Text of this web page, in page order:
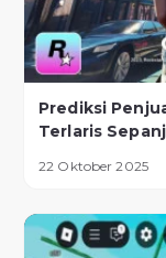
Prediksi
Terlaris
22 Oktober 2025